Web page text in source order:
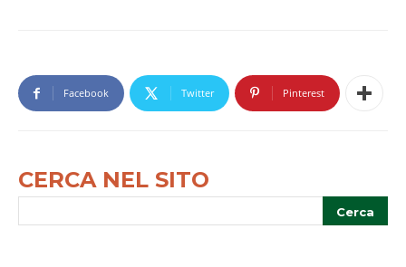
Facebook Twitter Pinterest
CERCA NEL SITO